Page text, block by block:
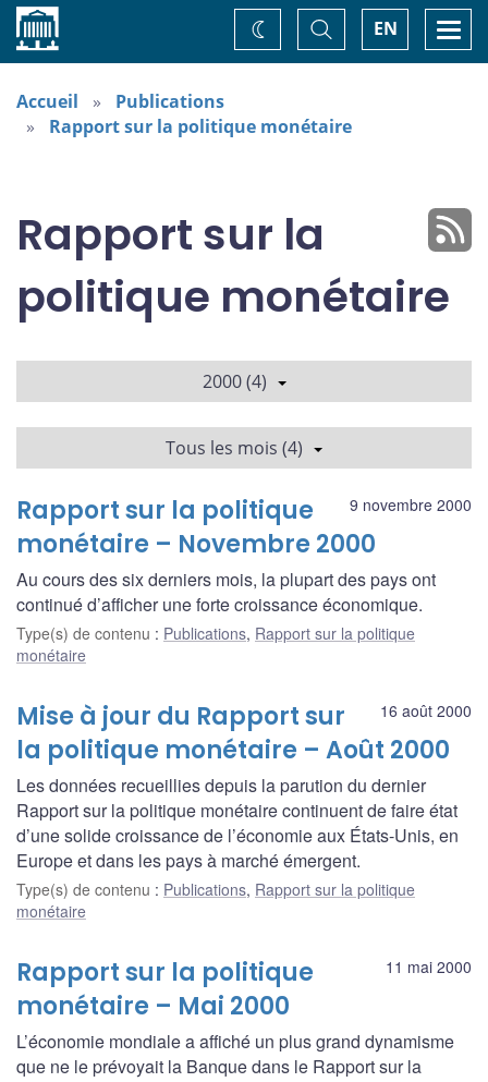
Accueil EN
Basculer
la
recherche
Changez
de
Accueil
Publications
Rapport sur la politique monétaire
Rapport sur la
politique monétaire
2000 (4)
Tous les mois (4)
9 novembre 2000
Rapport sur la politique
monétaire – Novembre 2000
Au cours des six derniers mois, la plupart des pays ont
continué d’afficher une forte croissance économique.
Type(s) de contenu : Publications, Rapport sur la politique
monétaire
16 août 2000
Mise à jour du Rapport sur
la politique monétaire – Août 2000
Les données recueillies depuis la parution du dernier
Rapport sur la politique monétaire continuent de faire état
d’une solide croissance de l’économie aux États-Unis, en
Europe et dans les pays à marché émergent.
Type(s) de contenu : Publications, Rapport sur la politique
monétaire
11 mai 2000
Rapport sur la politique
monétaire – Mai 2000
L’économie mondiale a affiché un plus grand dynamisme
que ne le prévoyait la Banque dans le Rapport sur la